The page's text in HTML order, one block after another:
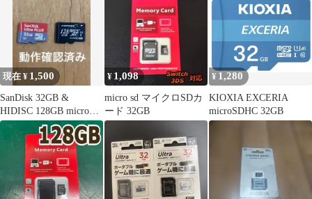
現在 ¥ 1,500
SanDisk 32GB &
HIDISC 128GB microSD
カード
¥1,098
micro sd マイクロSDカ
ード 32GB
¥ 1,280
KIOXIA EXCERIA
microSDHC 32GB